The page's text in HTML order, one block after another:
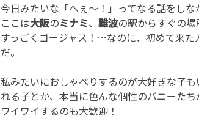
今日みたいな「へぇ〜！」ってなる話をし
ここは大阪のミナミ、 難波の駅からすぐの場
すっごくゴージャス！…なのに、初めて来
だ。
私みたいにおしゃべりするのが大好きな子
れる子とか、本当に色んな個性のバニーた
ワイワイするのも大歓迎！